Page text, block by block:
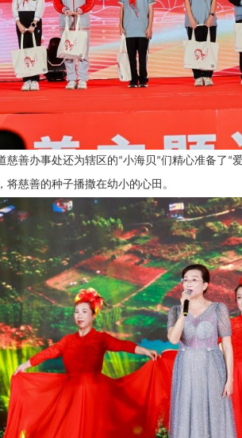
慈善办事处还为辖区的“小海贝”们精心准备了“
将慈善的种子播撒在幼小的心田。